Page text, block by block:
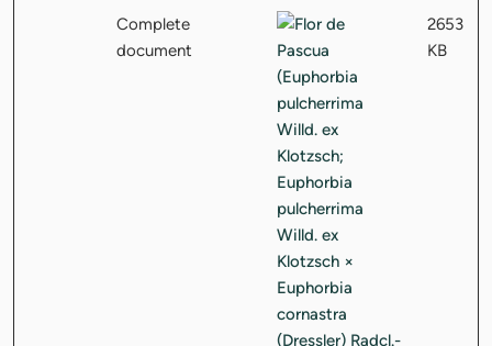
Complete
document
2653
KB